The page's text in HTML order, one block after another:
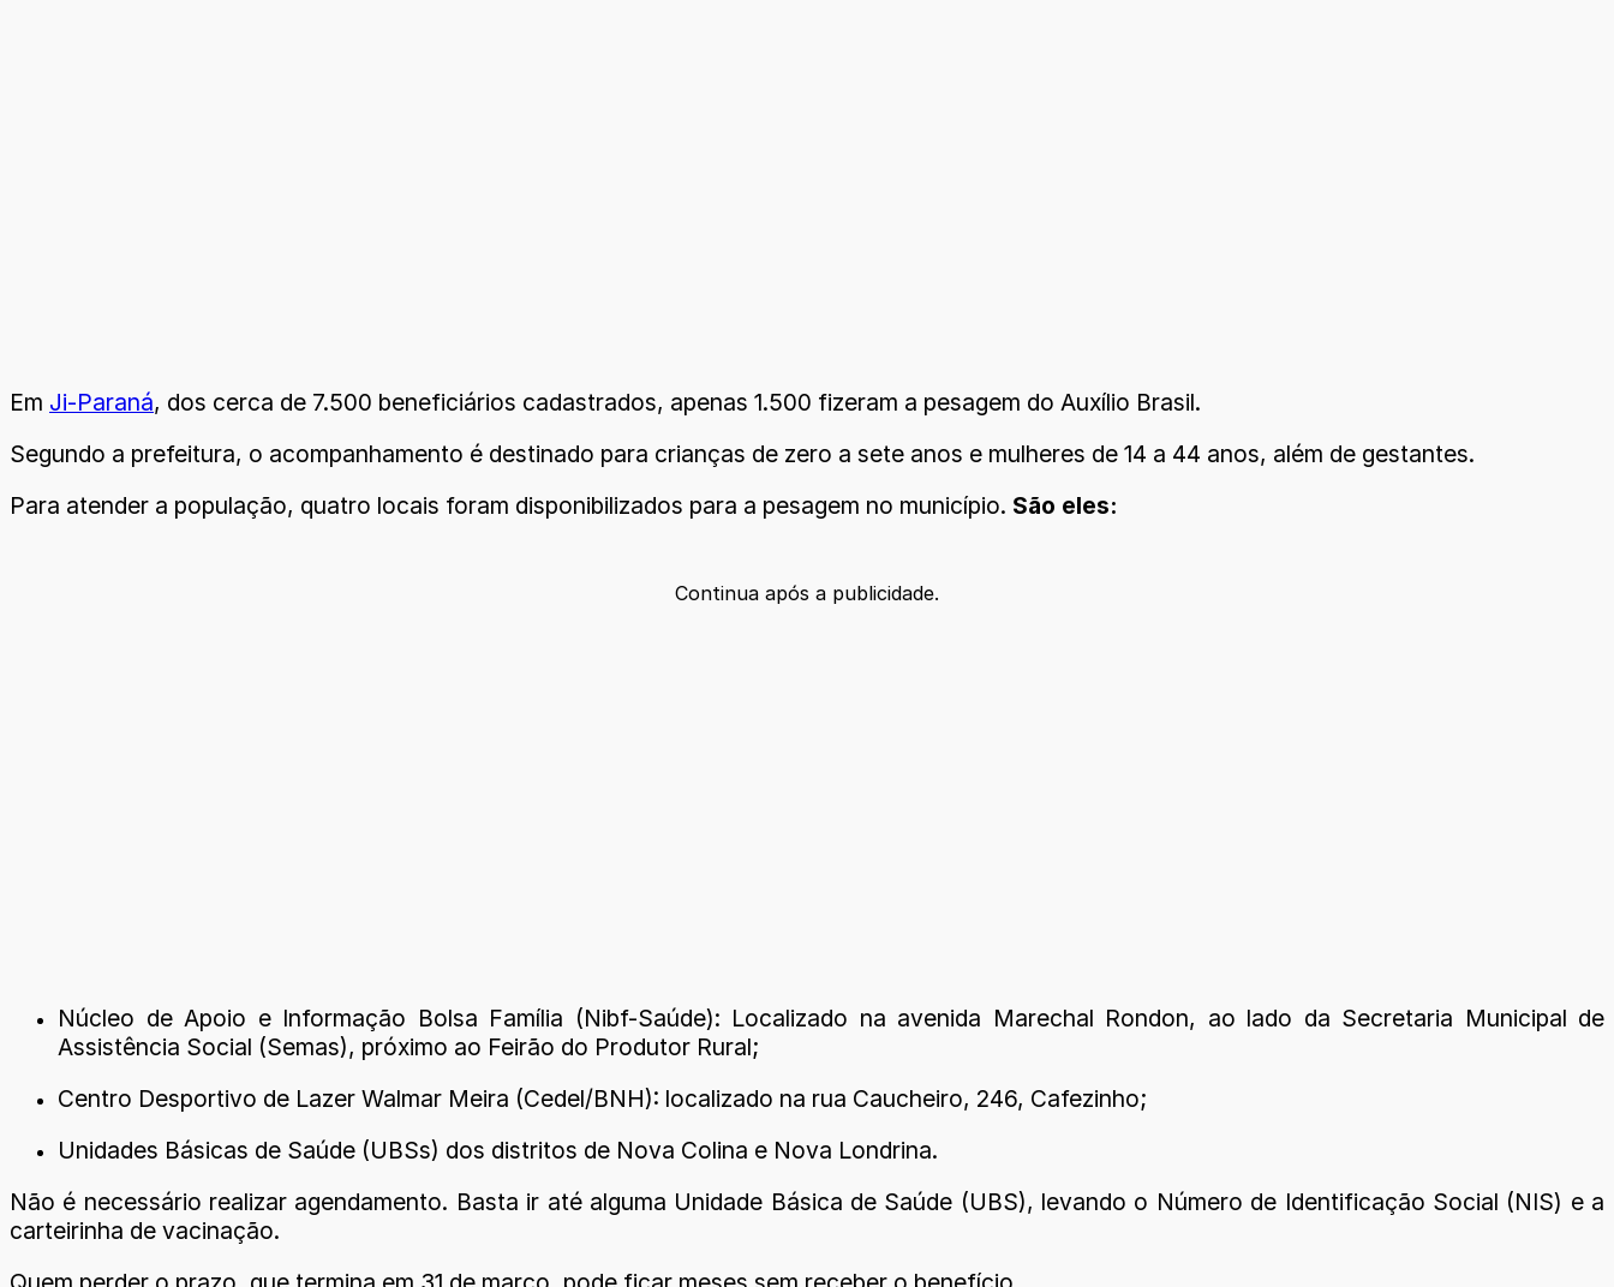
Em Ji-Paraná, dos cerca de 7.500 beneficiários cadastrados, apenas 1.500 fizeram a pesagem do Auxílio Brasil.
Segundo a prefeitura, o acompanhamento é destinado para crianças de zero a sete anos e mulheres de 14 a 44 anos, além de gestantes.
Para atender a população, quatro locais foram disponibilizados para a pesagem no município. São eles:
Continua após a publicidade.
Núcleo de Apoio e Informação Bolsa Família (Nibf-Saúde): Localizado na avenida Marechal Rondon, ao lado da Secretaria Municipal de
Assistência Social (Semas), próximo ao Feirão do Produtor Rural;
Centro Desportivo de Lazer Walmar Meira (Cedel/BNH): localizado na rua Caucheiro, 246, Cafezinho;
Unidades Básicas de Saúde (UBSs) dos distritos de Nova Colina e Nova Londrina.
Não é necessário realizar agendamento. Basta ir até alguma Unidade Básica de Saúde (UBS), levando o Número de Identificação Social (NIS) e a
carteirinha de vacinação.